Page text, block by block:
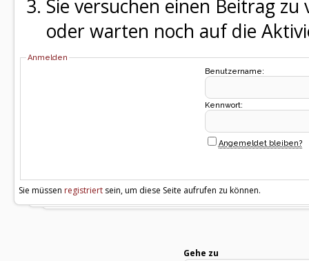
Sie versuchen einen Beitrag
oder warten noch auf die
Anmelden
Benutzername:
Kennwort:
Angemeldet bleiben?
Sie müssen registriert sein, um diese Seite aufrufen zu können.
Gehe zu